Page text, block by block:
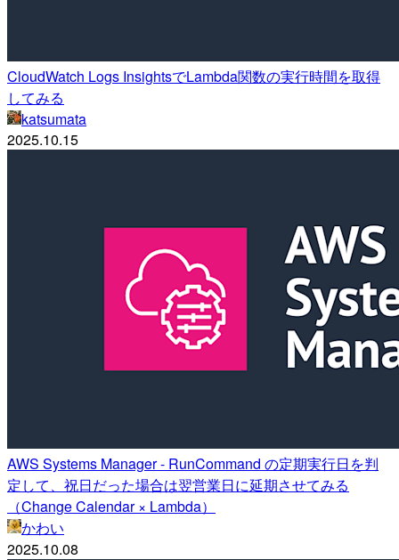
CloudWatch Logs InsightsでLambda関数の実行時間を取得
してみる
katsumata
2025.10.15
AWS Systems Manager - RunCommand の定期実行日を判
定して、祝日だった場合は翌営業日に延期させてみる
（Change Calendar × Lambda）
かわい
2025.10.08